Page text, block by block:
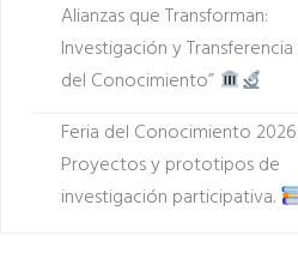
Alianzas que Transforman:
Investigación y
del Conocimiento”
Feria del Conocimiento 2026:
Proyectos y prototipos de
investigación participativa.